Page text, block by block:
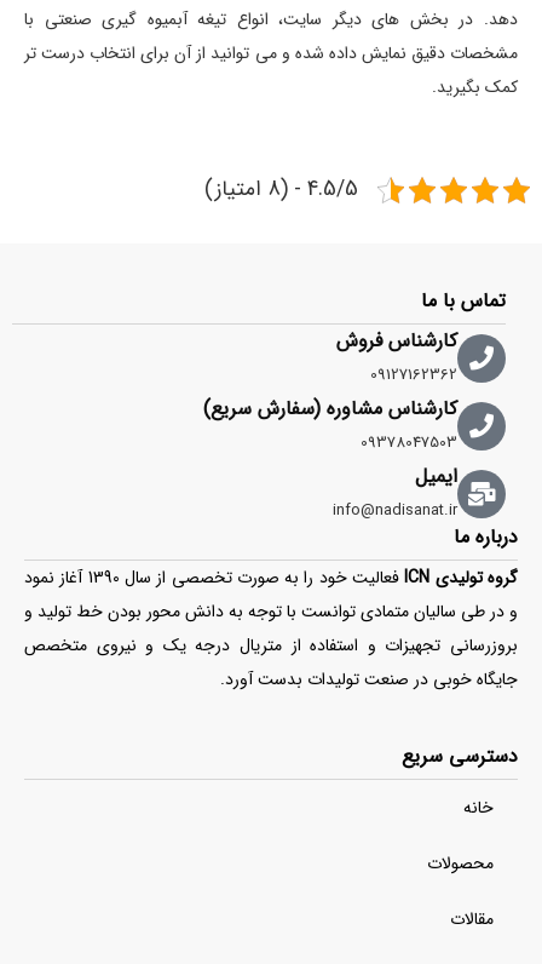
دهد. در بخش های دیگر سایت، انواع تیغه آبمیوه گیری صنعتی با
مشخصات دقیق نمایش داده شده و می توانید از آن برای انتخاب درست تر
کمک بگیرید.
4.5/5 - (8 امتیاز)
تماس با ما
کارشناس فروش
09127162362
کارشناس مشاوره (سفارش سریع)
09378047503
ایمیل
info@nadisanat.ir
درباره ما
گروه تولیدی ICN
فعالیت خود را به صورت تخصصی از سال 1390 آغاز نمود
و در طی سالیان متمادی توانست با توجه به دانش محور بودن خط تولید و
بروزرسانی تجهیزات و استفاده از متریال درجه یک و نیروی متخصص
جایگاه خوبی در صنعت تولیدات بدست آورد.
دسترسی سریع
خانه
محصولات
مقالات